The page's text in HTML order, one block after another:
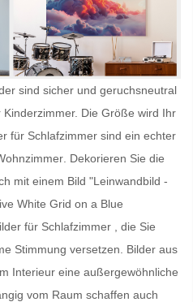
sind sicher und geruchsneutral
Die Größe wird Ihr
für Schlafzimmer sind ein echter
. Dekorieren Sie die
mit einem Bild "Leinwandbild -
White Grid on a Blue
für Schlafzimmer , die Sie
Stimmung versetzen. Bilder aus
Interieur eine außergewöhnliche
vom Raum schaffen auch